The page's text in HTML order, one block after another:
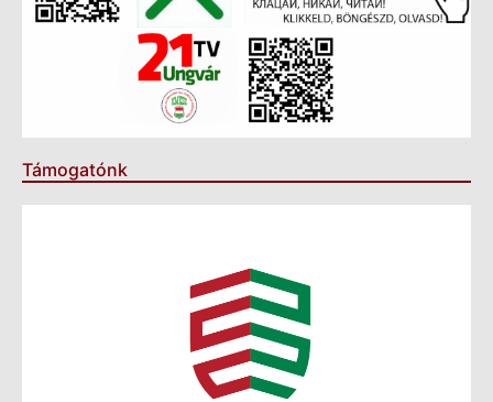
Támogatónk